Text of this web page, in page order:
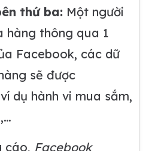
thứ ba: Một người
hàng thông qua 1
Facebook, các dữ
sẽ được
dụ hành vi mua sắm,
cáo, Facebook